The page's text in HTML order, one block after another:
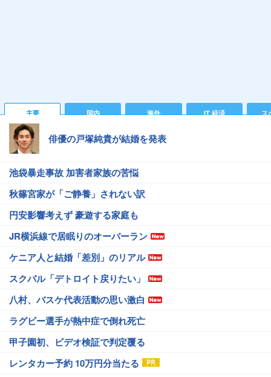
主要 国内 海外 IT 経済 ス
俳優の戸塚純貴が結婚を発表
池袋暴走事故 加害者家族の苦悩
秋篠宮家が「ご静養」されない訳
円安影響考えず 豪遊する家庭も
JR横浜線で居眠りのオーバーラン
ケニア人と結婚「差別」のリアル
スクバル「デトロイト戻りたい」
八村、バスケ代表活動の思い激白
ラグビー選手が熱中症で倒れ死亡
甲子園初、ビデオ検証で判定覆る
レンタカー予約 10万円分当たる